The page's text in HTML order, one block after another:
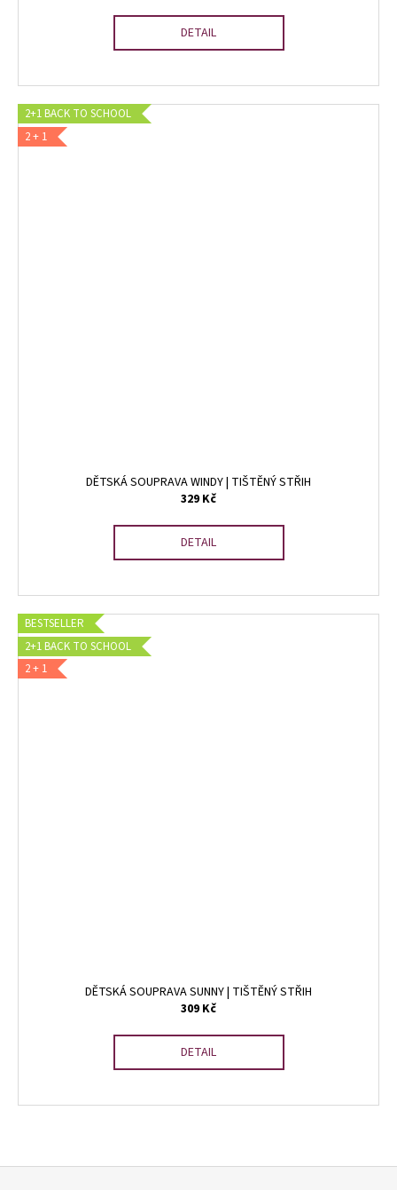
DETAIL
2+1 BACK TO SCHOOL
2 + 1
DĚTSKÁ SOUPRAVA WINDY | TIŠTĚNÝ STŘIH
329 Kč
DETAIL
BESTSELLER
2+1 BACK TO SCHOOL
2 + 1
DĚTSKÁ SOUPRAVA SUNNY | TIŠTĚNÝ STŘIH
309 Kč
DETAIL
v
Z